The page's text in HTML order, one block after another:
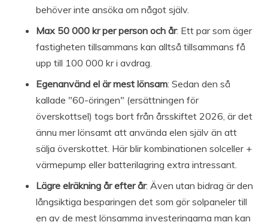
behöver inte ansöka om något själv.
Max 50 000 kr per person och år: Ett par som äger
fastigheten tillsammans kan alltså tillsammans få
upp till 100 000 kr i avdrag.
Egenanvänd el är mest lönsam: Sedan den så
kallade "60-öringen" (ersättningen för
överskottsel) togs bort från årsskiftet 2026, är det
ännu mer lönsamt att använda elen själv än att
sälja överskottet. Här blir kombinationen solceller +
värmepump eller batterilagring extra intressant.
Lägre elräkning år efter år: Även utan bidrag är den
långsiktiga besparingen det som gör solpaneler till
en av de mest lönsamma investeringarna man kan